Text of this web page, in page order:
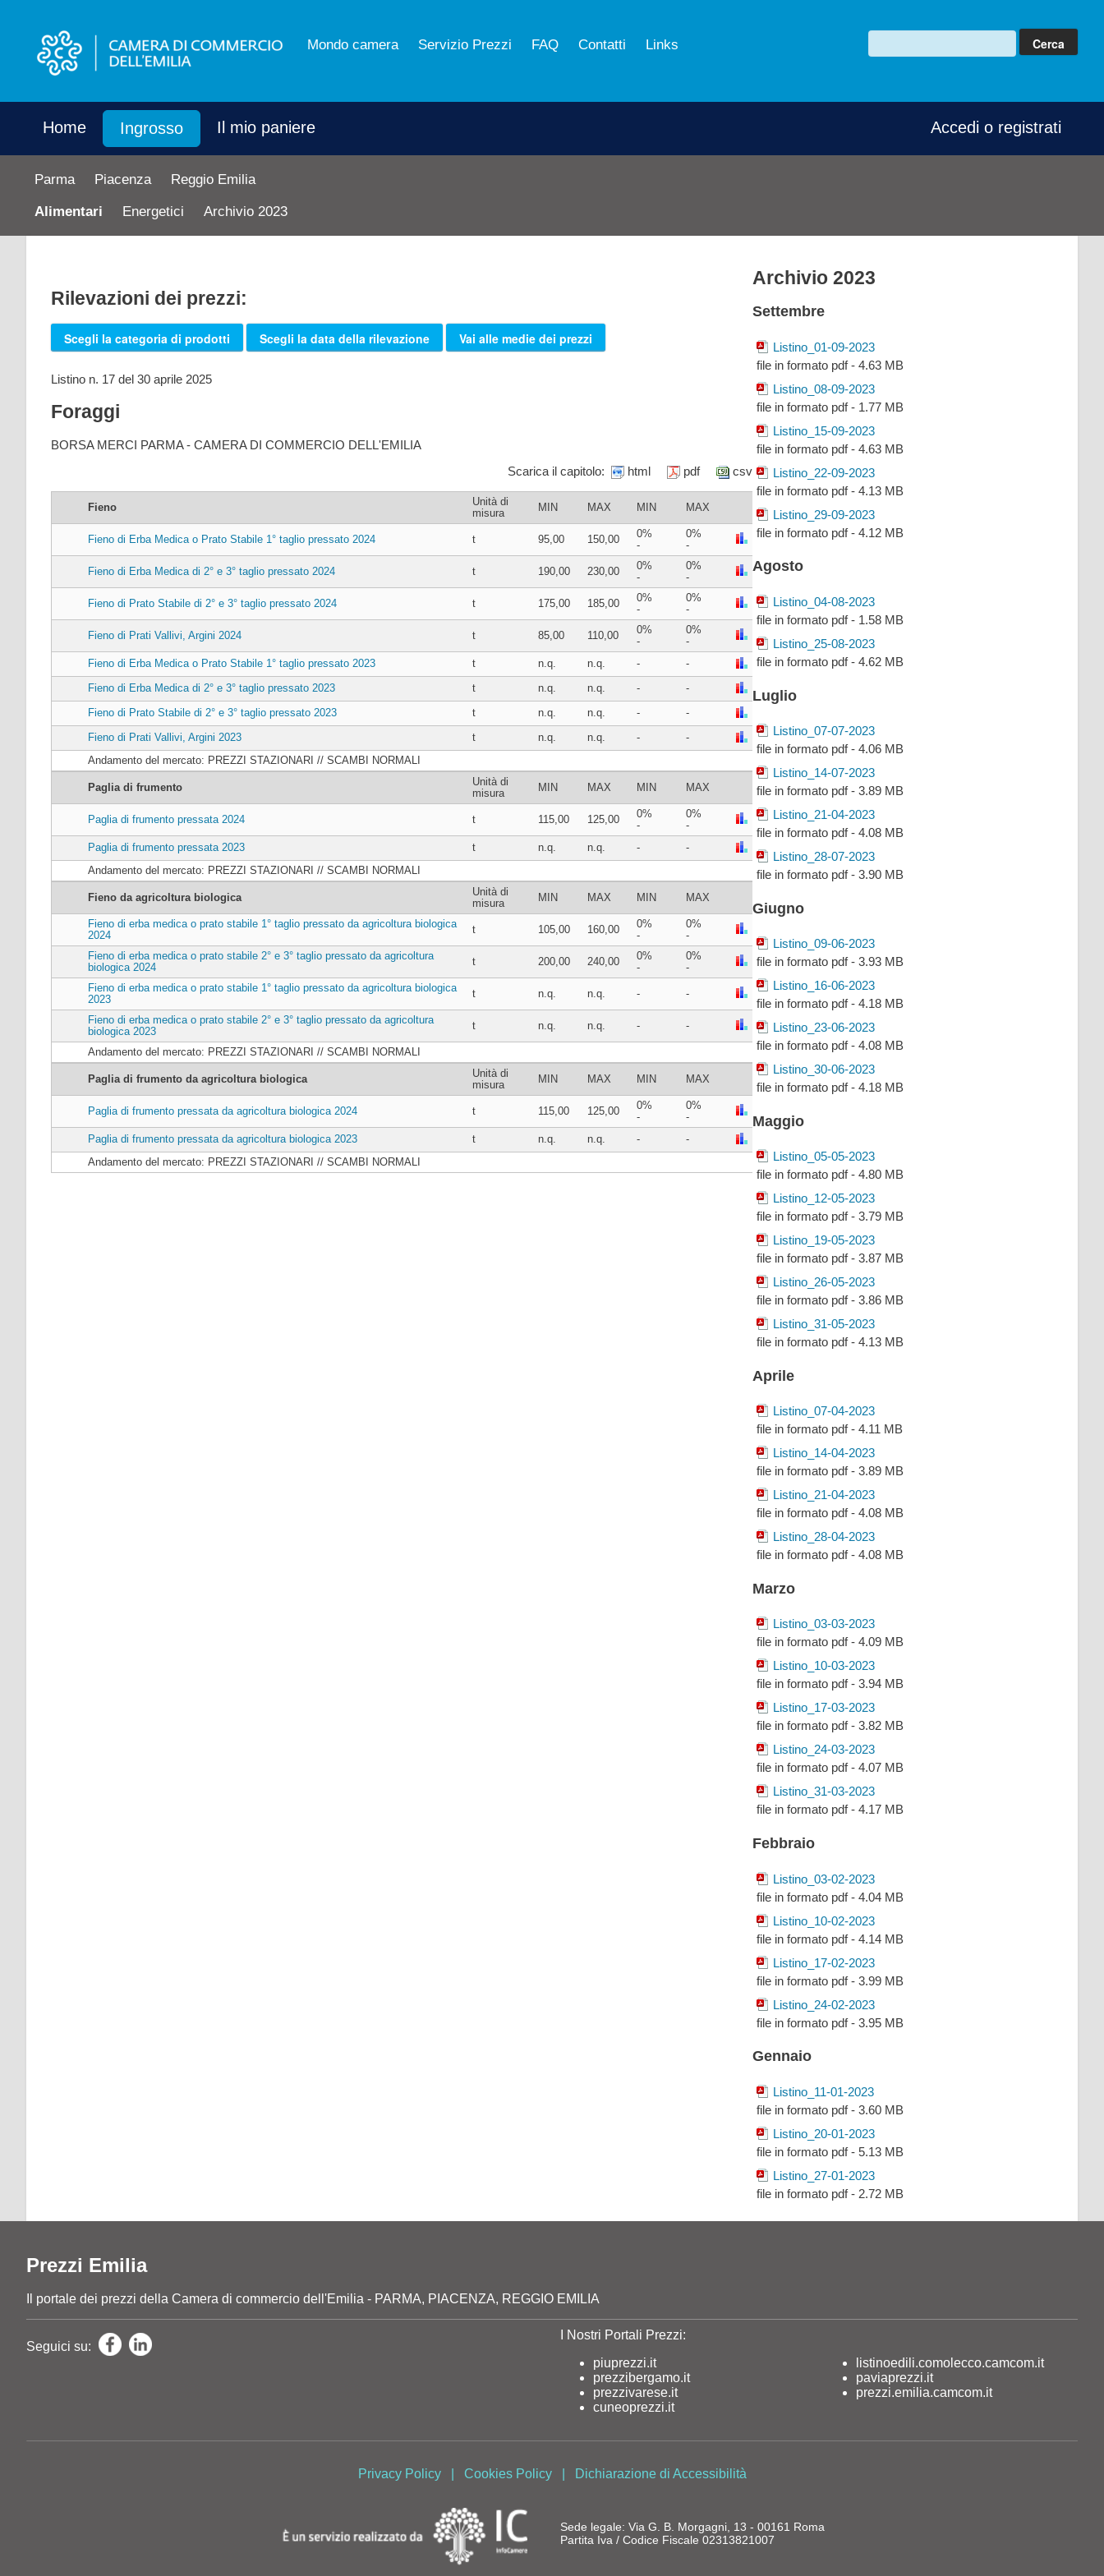
Mondo camera Servizio Prezzi FAQ Contatti Links
Home Ingrosso Il mio paniere Accedi o registrati
Parma Piacenza Reggio Emilia
Alimentari Energetici Archivio 2023
Rilevazioni dei prezzi:
Scegli la categoria di prodotti Scegli la data della rilevazione Vai alle medie dei prezzi
Listino n. 17 del 30 aprile 2025
Foraggi
BORSA MERCI PARMA - CAMERA DI COMMERCIO DELL'EMILIA
Scarica il capitolo:
html pdf csv
Fieno
Unità di
misura
MIN MAX MIN MAX
Fieno di Erba Medica o Prato Stabile 1° taglio pressato 2024 t 95,00 150,00
0%
-
0%
-
Fieno di Erba Medica di 2° e 3° taglio pressato 2024 t 190,00 230,00
0%
-
0%
-
Fieno di Prato Stabile di 2° e 3° taglio pressato 2024 t 175,00 185,00
0%
-
0%
-
Fieno di Prati Vallivi, Argini 2024 t 85,00 110,00
0%
-
0%
-
Fieno di Erba Medica o Prato Stabile 1° taglio pressato 2023
t n.q. n.q. -
-
Fieno di Erba Medica di 2° e 3° taglio pressato 2023
t n.q. n.q. -
-
Fieno di Prato Stabile di 2° e 3° taglio pressato 2023
t n.q. n.q. -
-
Fieno di Prati Vallivi, Argini 2023
t n.q. n.q. -
-
Andamento del mercato: PREZZI STAZIONARI // SCAMBI NORMALI
Paglia di frumento
Unità di
misura
MIN MAX MIN MAX
Paglia di frumento pressata 2024 t 115,00 125,00
0%
-
0%
-
Paglia di frumento pressata 2023
t n.q. n.q. -
-
Andamento del mercato: PREZZI STAZIONARI // SCAMBI NORMALI
Fieno da agricoltura biologica
Unità di
misura
MIN MAX MIN MAX
Fieno di erba medica o prato stabile 1° taglio pressato da agricoltura biologica
2024
t 105,00 160,00
0%
-
0%
-
Fieno di erba medica o prato stabile 2° e 3° taglio pressato da agricoltura
biologica 2024
t 200,00 240,00
0%
-
0%
-
Fieno di erba medica o prato stabile 1° taglio pressato da agricoltura biologica
2023
t n.q. n.q. - -
Fieno di erba medica o prato stabile 2° e 3° taglio pressato da agricoltura
biologica 2023
t n.q. n.q. - -
Andamento del mercato: PREZZI STAZIONARI // SCAMBI NORMALI
Paglia di frumento da agricoltura biologica
Unità di
misura
MIN MAX MIN MAX
Paglia di frumento pressata da agricoltura biologica 2024 t 115,00 125,00
0%
-
0%
-
Paglia di frumento pressata da agricoltura biologica 2023
t n.q. n.q. -
-
Andamento del mercato: PREZZI STAZIONARI // SCAMBI NORMALI
Archivio 2023
Settembre
Listino_01-09-2023
file in formato pdf - 4.63 MB
Listino_08-09-2023
file in formato pdf - 1.77 MB
Listino_15-09-2023
file in formato pdf - 4.63 MB
Listino_22-09-2023
file in formato pdf - 4.13 MB
Listino_29-09-2023
file in formato pdf - 4.12 MB
Agosto
Listino_04-08-2023
file in formato pdf - 1.58 MB
Listino_25-08-2023
file in formato pdf - 4.62 MB
Luglio
Listino_07-07-2023
file in formato pdf - 4.06 MB
Listino_14-07-2023
file in formato pdf - 3.89 MB
Listino_21-04-2023
file in formato pdf - 4.08 MB
Listino_28-07-2023
file in formato pdf - 3.90 MB
Giugno
Listino_09-06-2023
file in formato pdf - 3.93 MB
Listino_16-06-2023
file in formato pdf - 4.18 MB
Listino_23-06-2023
file in formato pdf - 4.08 MB
Listino_30-06-2023
file in formato pdf - 4.18 MB
Maggio
Listino_05-05-2023
file in formato pdf - 4.80 MB
Listino_12-05-2023
file in formato pdf - 3.79 MB
Listino_19-05-2023
file in formato pdf - 3.87 MB
Listino_26-05-2023
file in formato pdf - 3.86 MB
Listino_31-05-2023
file in formato pdf - 4.13 MB
Aprile
Listino_07-04-2023
file in formato pdf - 4.11 MB
Listino_14-04-2023
file in formato pdf - 3.89 MB
Listino_21-04-2023
file in formato pdf - 4.08 MB
Listino_28-04-2023
file in formato pdf - 4.08 MB
Marzo
Listino_03-03-2023
file in formato pdf - 4.09 MB
Listino_10-03-2023
file in formato pdf - 3.94 MB
Listino_17-03-2023
file in formato pdf - 3.82 MB
Listino_24-03-2023
file in formato pdf - 4.07 MB
Listino_31-03-2023
file in formato pdf - 4.17 MB
Febbraio
Listino_03-02-2023
file in formato pdf - 4.04 MB
Listino_10-02-2023
file in formato pdf - 4.14 MB
Listino_17-02-2023
file in formato pdf - 3.99 MB
Listino_24-02-2023
file in formato pdf - 3.95 MB
Gennaio
Listino_11-01-2023
file in formato pdf - 3.60 MB
Listino_20-01-2023
file in formato pdf - 5.13 MB
Listino_27-01-2023
file in formato pdf - 2.72 MB
Prezzi Emilia
Il portale dei prezzi della Camera di commercio dell'Emilia - PARMA, PIACENZA, REGGIO EMILIA
Seguici su:
I Nostri Portali Prezzi:
piuprezzi.it
prezzibergamo.it
prezzivarese.it
cuneoprezzi.it
listinoedili.comolecco.camcom.it
paviaprezzi.it
prezzi.emilia.camcom.it
Privacy Policy| Cookies Policy| Dichiarazione di Accessibilità
Sede legale: Via G. B. Morgagni, 13 - 00161 Roma
Partita Iva / Codice Fiscale 02313821007